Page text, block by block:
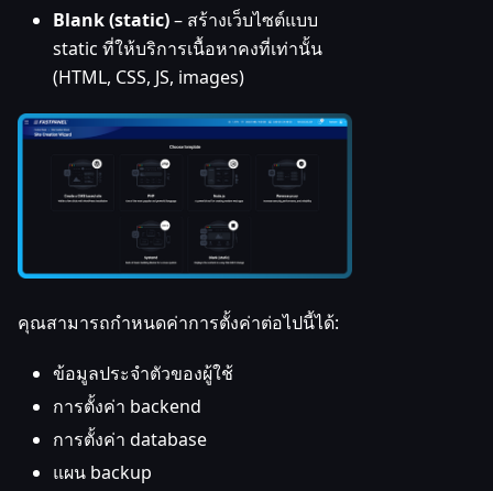
Blank (static)– สร้างเว็บไซต์แบบ
static ที่ให้บริการเนื้อหาคงที่เท่านั้น
(HTML, CSS, JS, images)
คุณสามารถกำหนดค่าการตั้งค่าต่อไปนี้ได้:
ข้อมูลประจำตัวของผู้ใช้
การตั้งค่า backend
การตั้งค่า database
แผน backup